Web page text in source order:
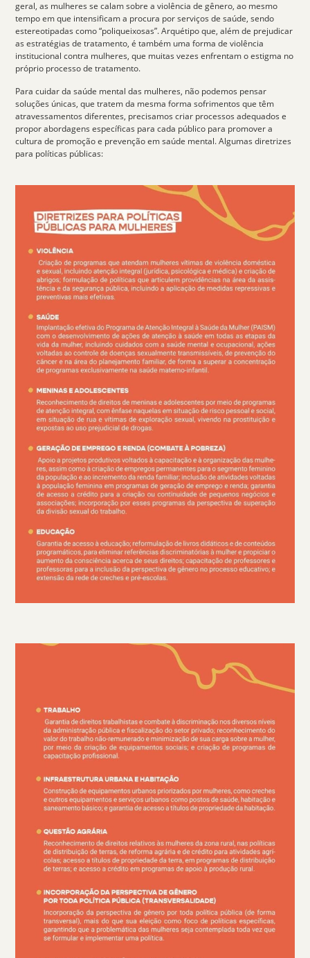
geral, as mulheres se calam sobre a violência de gênero, ao mesmo
tempo em que intensificam a procura por serviços de saúde, sendo
estereotipadas como “poliqueixosas”. Arquétipo que, além de prejudicar
as estratégias de tratamento, é também uma forma de violência
institucional contra mulheres, que muitas vezes enfrentam o estigma no
próprio processo de tratamento.
Para cuidar da saúde mental das mulheres, não podemos pensar
soluções únicas, que tratem da mesma forma sofrimentos que têm
atravessamentos diferentes, precisamos criar processos adequados e
propor abordagens específicas para cada público para promover a
cultura de promoção e prevenção em saúde mental. Algumas diretrizes
para políticas públicas: